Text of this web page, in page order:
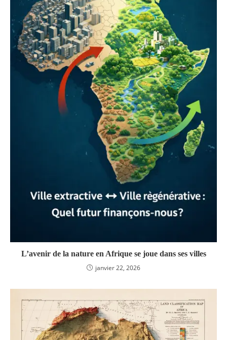
L’avenir de la nature en Afrique se joue dans ses villes
janvier 22, 2026